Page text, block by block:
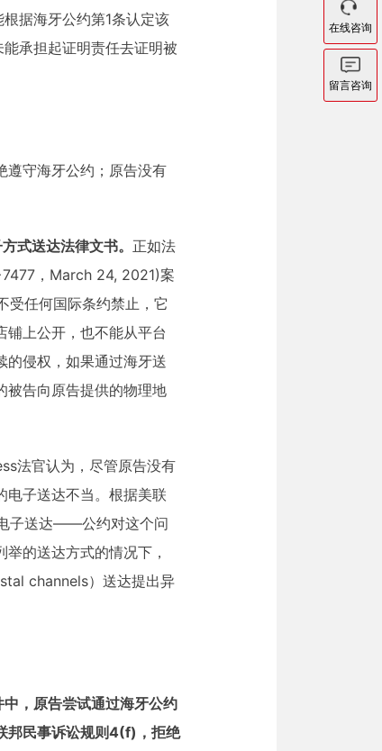
据海牙公约第1条认定该
承担起证明责任去证明被
遵守海牙公约；原告没有
式送达法律文书。 正如法
，March 24, 2021)案
受任何国际条约禁止，它
铺上公开，也不能从平台
的侵权，如果通过海牙送
被告向原告提供的物理地
法官认为，尽管原告没有
电子送达不当。根据美联
子送达——公约对这个问
的送达方式的情况下，
channels）送达提出异
，原告尝试通过海牙公约
邦民事诉讼规则4(f)，拒绝
在线咨询
留言咨询